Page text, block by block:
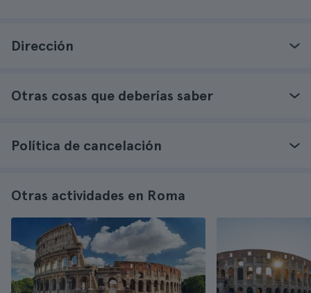
Dirección
Otras cosas que deberías saber
Política de cancelación
Otras actividades en Roma